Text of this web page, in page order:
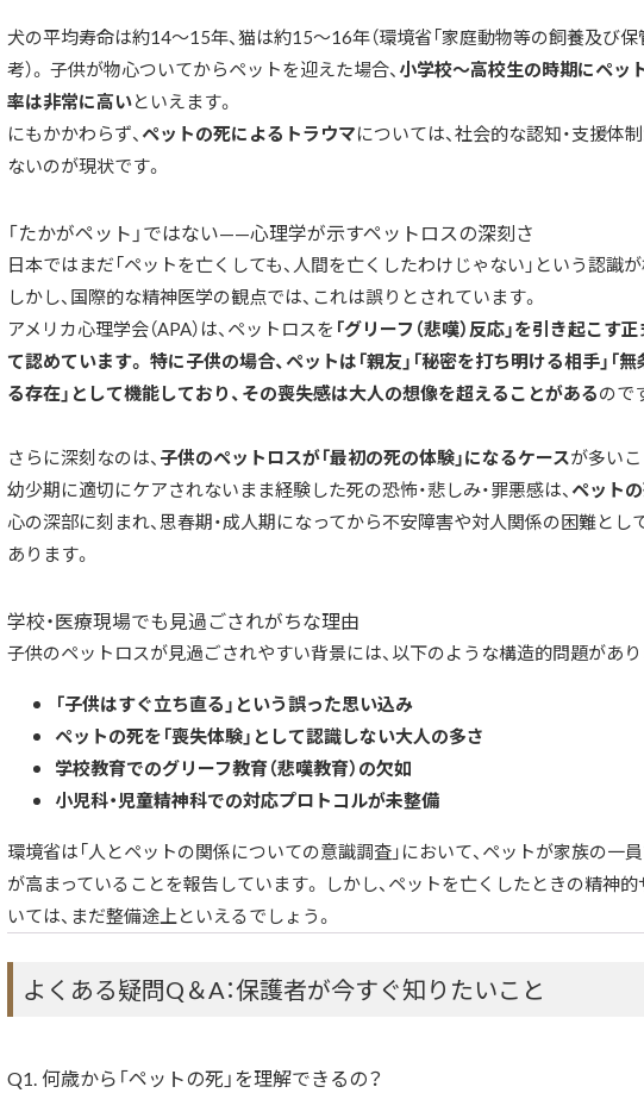
犬の平均寿命は約14〜15年、猫は約15〜16年（環境省「家庭動物等の飼養及び保
考）。 子供が物心ついてからペットを迎えた場合、小学校〜高校生の時期にペッ
率は非常に高いといえます。
にもかかわらず、ペットの死によるトラウマについては、社会的な認知・支援体
ないのが現状です。
「たかがペット」ではない——心理学が示すペットロスの深刻さ
日本ではまだ「ペットを亡くしても、人間を亡くしたわけじゃない」という認識
しかし、国際的な精神医学の観点では、これは誤りとされています。
アメリカ心理学会（APA）は、ペットロスを 「グリーフ（悲嘆）反応」を引き起こす
て認めています。 特に子供の場合、ペットは「親友」「秘密を打ち明ける相手」「
る存在」として機能しており、その喪失感は大人の想像を超えることがあるので
さらに深刻なのは、子供のペットロスが「最初の死の体験」になるケースが多いこ
幼少期に適切にケアされないまま経験した死の恐怖・悲しみ・罪悪感は、ペット
心の深部に刻まれ、思春期・成人期になってから不安障害や対人関係の困難とし
あります。
学校・医療現場でも見過ごされがちな理由
子供のペットロスが見過ごされやすい背景には、以下のような構造的問題があり
「子供はすぐ立ち直る」という誤った思い込み
ペットの死を「喪失体験」として認識しない大人の多さ
学校教育でのグリーフ教育（悲嘆教育）の欠如
小児科・児童精神科での対応プロトコルが未整備
環境省は「人とペットの関係についての意識調査」において、ペットが家族の一
が高まっていることを報告しています。 しかし、ペットを亡くしたときの精神
いては、まだ整備途上といえるでしょう。
よくある疑問Q＆A：保護者が今すぐ知りたいこと
Q1. 何歳から「ペットの死」を理解できるの？